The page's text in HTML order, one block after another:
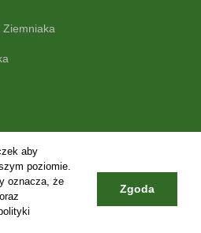
Ziemniaka
| All Rights Reserved | REGON:
KRS: 0000784487 | Realizacja:
aby
poziomie.
oznacza, że
Zgoda